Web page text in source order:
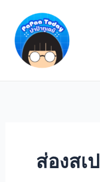
content
ส่องสเ